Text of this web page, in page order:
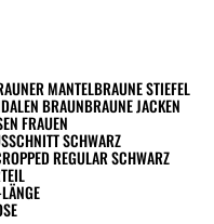
MANTELBRAUNE STIEFEL
BRAUNBRAUNE JACKEN
FRAUEN
SCHWARZ
REGULAR SCHWARZ